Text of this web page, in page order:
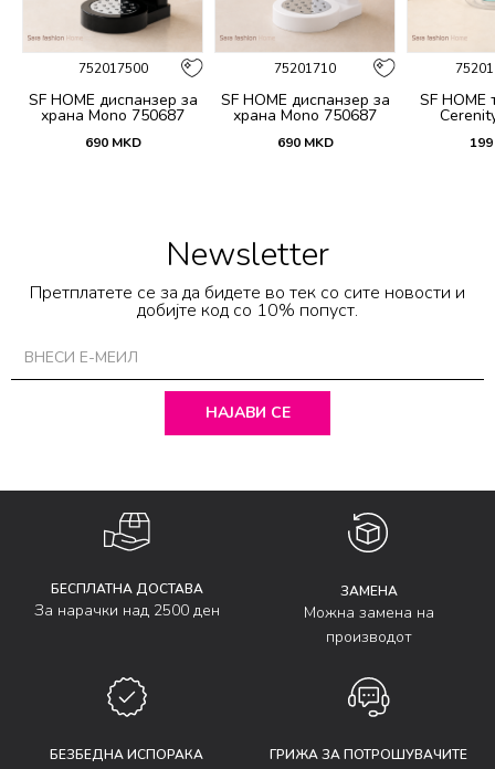
752017500
SF HOME диспанзер за
храна Mono 750687
690 MKD
75201710
SF HOME диспанзер за
храна Mono 750687
690 MKD
SF HOME
199
Newsletter
Претплатете се за да бидете во тек со сите новости и
добијте код со 10% попуст.
НАЈАВИ СЕ
БЕСПЛАТНА ДОСТАВА
За нарачки над 2500 ден
ЗАМЕНА
Можна замена на
производот
БЕЗБЕДНА ИСПОРАКА ГРИЖА ЗА ПОТРОШУВАЧИТЕ